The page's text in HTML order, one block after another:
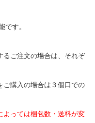
です。
るご注文の場合は、それぞ
ご購入の場合は３個口での
よっては梱包数・送料が変